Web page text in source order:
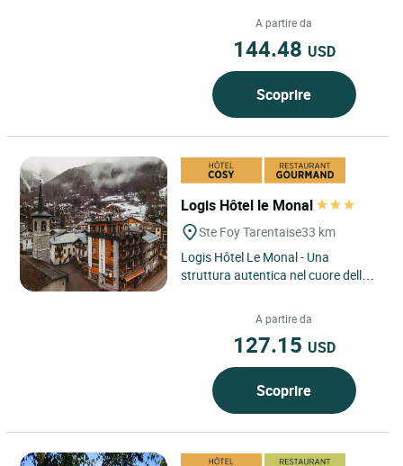
metri quadrati di...A partire da
144.48 USD
Scoprire
Logis Hôtel le Monal
Ste Foy Tarentaise33 km
Logis Hôtel Le Monal - Una
struttura autentica nel cuore della
tradizione e un accesso
A partire da
127.15 USD
Scoprire